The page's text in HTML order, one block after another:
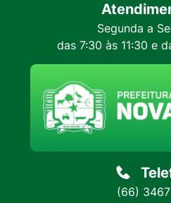
Segunda a
das 7:30 às 11:30 e
(66)